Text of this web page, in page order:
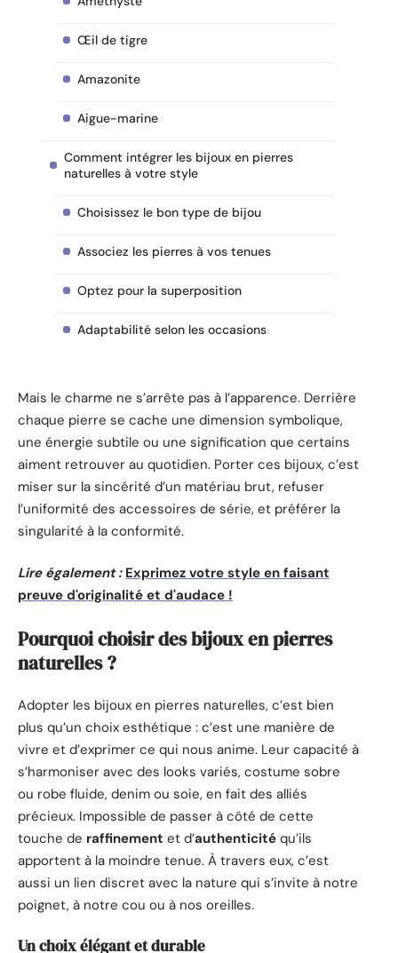
Œil de tigre
Amazonite
Aigue-marine
Comment intégrer les bijoux en pierres
naturelles à votre style
Choisissez le bon type de bijou
Associez les pierres à vos tenues
Optez pour la superposition
Adaptabilité selon les occasions
Mais le charme ne s’arrête pas à l’apparence. Derrière
chaque pierre se cache une dimension symbolique,
une énergie subtile ou une signification que certains
aiment retrouver au quotidien. Porter ces bijoux, c’est
miser sur la sincérité d’un matériau brut, refuser
l’uniformité des accessoires de série, et préférer la
singularité à la conformité.
Lire également : Exprimez votre style en faisant
preuve d'originalité et d'audace !
Pourquoi choisir des bijoux en pierres
naturelles ?
Adopter les bijoux en pierres naturelles, c’est bien
plus qu’un choix esthétique : c’est une manière de
vivre et d’exprimer ce qui nous anime. Leur capacité à
s’harmoniser avec des looks variés, costume sobre
ou robe fluide, denim ou soie, en fait des alliés
précieux. Impossible de passer à côté de cette
touche de raffinement et d’authenticité qu’ils
apportent à la moindre tenue. À travers eux, c’est
aussi un lien discret avec la nature qui s’invite à notre
poignet, à notre cou ou à nos oreilles.
Un choix élégant et durable